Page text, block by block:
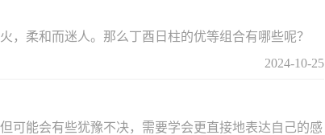
，柔和而迷人。那么丁酉日柱的优等组合有哪些呢？
2024-10-25
可能会有些犹豫不决，需要学会更直接地表达自己的感